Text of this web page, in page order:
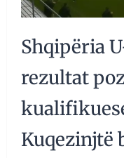
Shqipëria
rezultat
Kuqezinjtë